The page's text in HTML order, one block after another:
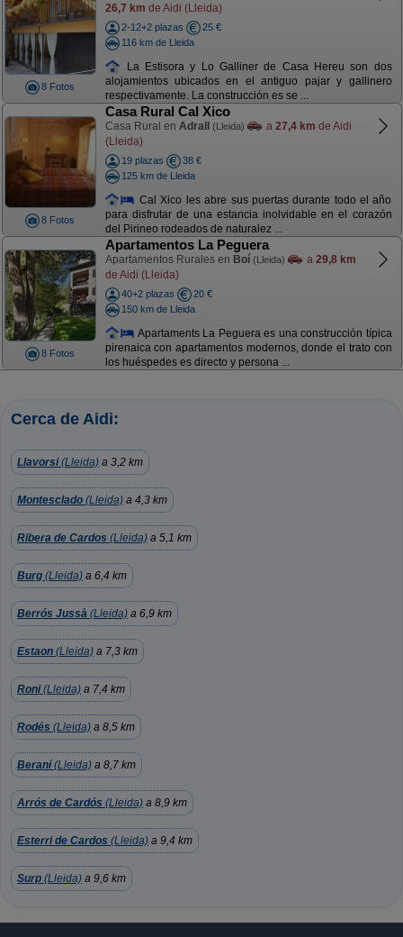
8 Fotos
26,7 km de Aidi (Lleida)
2-12+2 plazas
25 €
116 km de Lleida
La Estisora y Lo Galliner de Casa Hereu son dos
alojamientos ubicados en el antiguo pajar y gallinero
respectivamente. La construcción es se ...
8 Fotos
Casa Rural Cal Xico
Casa Rural en Adrall (Lleida) a 27,4 km de Aidi
(Lleida)
19 plazas
38 €
125 km de Lleida
Cal Xico les abre sus puertas durante todo el año
para disfrutar de una estancia inolvidable en el corazón
del Pirineo rodeados de naturalez ...
8 Fotos
Apartamentos La Peguera
Apartamentos Rurales en Boí (Lleida) a 29,8 km
de Aidi (Lleida)
40+2 plazas
20 €
150 km de Lleida
Apartaments La Peguera es una construcción típica
pirenaica con apartamentos modernos, donde el trato con
los huéspedes es directo y persona ...
Cerca de Aidi:
Llavorsi(Lleida) a 3,2 km
Montesclado (Lleida) a 4,3 km
Ribera de Cardos (Lleida) a 5,1 km
Burg (Lleida) a 6,4 km
Berrós Jussà (Lleida) a 6,9 km
Estaon (Lleida) a 7,3 km
Roni(Lleida) a 7,4 km
Rodés (Lleida) a 8,5 km
Beraní (Lleida) a 8,7 km
Arrós de Cardós (Lleida) a 8,9 km
Esterri de Cardos (Lleida) a 9,4 km
Surp (Lleida) a 9,6 km